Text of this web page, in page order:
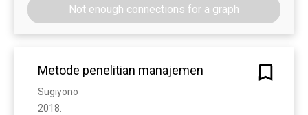
1992 tentang Perkoperasian
Not enough connections for a graph
Metode penelitian manajemen
Sugiyono
2018.